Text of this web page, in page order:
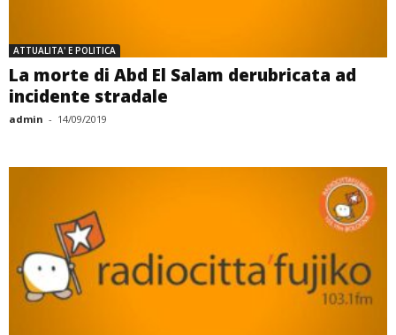
ATTUALITA' E POLITICA
La morte di Abd El Salam derubricata ad
incidente stradale
admin - 14/09/2019